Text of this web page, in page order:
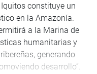
constituye un
en la Amazonía.
a la Marina de
humanitarias y
generando
desarrollo”.